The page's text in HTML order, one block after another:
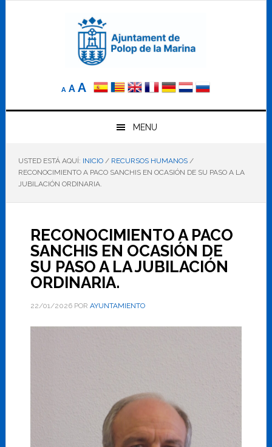
A
Reducir
elA Tamaño
AAumentar
el
tamaño
letra
MENU
USTED ESTÁ AQUÍ: INICIO / RECURSOS HUMANOS /
RECONOCIMIENTO A PACO SANCHIS EN OCASIÓN DE SU PASO A LA
JUBILACIÓN ORDINARIA.
RECONOCIMIENTO A PACO
SANCHIS EN OCASIÓN DE
SU PASO A LA JUBILACIÓN
ORDINARIA.
22/01/2026POR AYUNTAMIENTO